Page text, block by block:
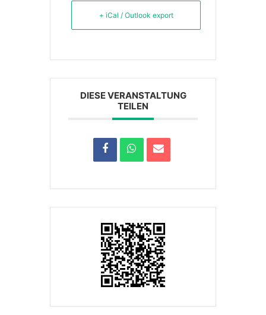
+ iCal / Outlook export
DIESE VERANSTALTUNG
TEILEN